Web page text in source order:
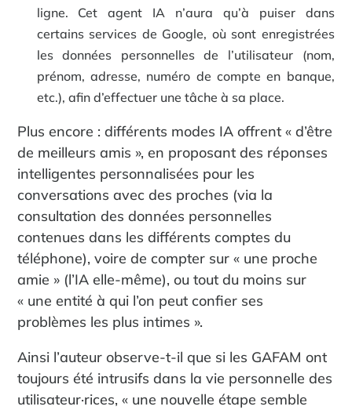
ligne. Cet agent IA n’aura qu’à puiser dans
certains services de Google, où sont enregistrées
les données personnelles de l’utilisateur (nom,
prénom, adresse, numéro de compte en banque,
etc.), afin d’effectuer une tâche à sa place.
Plus encore : différents modes IA offrent « d’être
de meilleurs amis », en proposant des réponses
intelligentes personnalisées pour les
conversations avec des proches (via la
consultation des données personnelles
contenues dans les différents comptes du
téléphone), voire de compter sur « une proche
amie » (l’IA elle-même), ou tout du moins sur
« une entité à qui l’on peut confier ses
problèmes les plus intimes ».
Ainsi l’auteur observe-t-il que si les GAFAM ont
toujours été intrusifs dans la vie personnelle des
utilisateur·rices, « une nouvelle étape semble